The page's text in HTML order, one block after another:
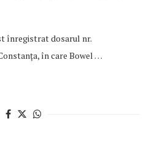
înregistrat dosarul nr.
în care Bowel …